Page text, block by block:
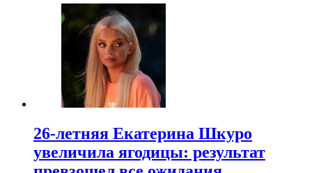
26-летняя Екатерина Шкуро
увеличила ягодицы: результат